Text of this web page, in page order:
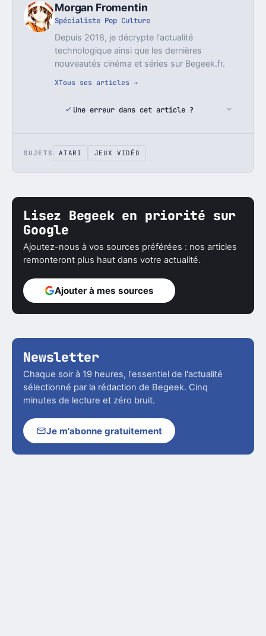
Morgan Fromentin
Spécialiste Pop Culture
Depuis 2018, je décrypte l'actualité
technologique ainsi que les dernières
nouveautés cinéma et séries sur Begeek.fr.
XTous ses articles →
Une erreur dans cet article ?
SUJETS ATARI JEUX VIDÉO
Lisez Begeek en priorité sur
Google
Ajoutez-nous à vos sources préférées : nos articles
remonteront plus haut dans votre actualité.
Ajouter à mes sources
Newsletter
Chaque soir à 19 heures, l'essentiel de l'actualité
sélectionné par la rédaction de Begeek. Cinq
minutes de lecture et zéro bruit.
Je m'abonne gratuitement